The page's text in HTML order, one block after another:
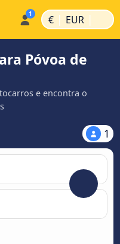
€ | EUR |
Póvoa de
e encontra o
1